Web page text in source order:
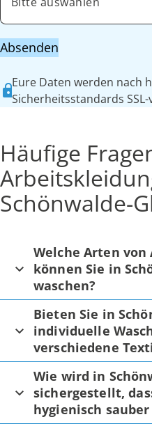
Absenden
Eure Daten werden nach
Sicherheitsstandards
Häufige
Schönwalde-
Welche Arten
können Sie in
waschen?
Bieten Sie in
individuelle
verschiedene
Wie wird in
sichergestellt,
hygienisch